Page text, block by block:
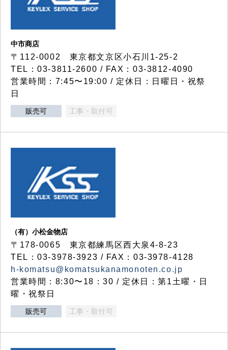
中市商店
〒112-0002 東京都文京区小石川1-25-2
TEL：03-3811-2600 / FAX：03-3812-4090
営業時間：7:45〜19:00 / 定休日：日曜日・祝祭
日
販売可 工事・取付可
（有）小松金物店
〒178-0065 東京都練馬区西大泉4-8-23
TEL：03-3978-3923 / FAX：03-3978-4128
h-komatsu@komatsukanamonoten.co.jp
営業時間：8:30〜18：30 / 定休日：第1土曜・日
曜・祝祭日
販売可 工事・取付可